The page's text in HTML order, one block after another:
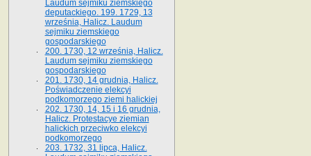
Laudum sejmiku ziemskiego
deputackiego. 199. 1729, 13
września, Halicz. Laudum
sejmiku ziemskiego
gospodarskiego
200. 1730, 12 września, Halicz.
Laudum sejmiku ziemskiego
gospodarskiego
201. 1730, 14 grudnia, Halicz.
Poświadczenie elekcyi
podkomorzego ziemi halickiej
202. 1730, 14, 15 i 16 grudnia,
Halicz. Protestacye ziemian
halickich przeciwko elekcyi
podkomorzego
203. 1732, 31 lipca, Halicz.